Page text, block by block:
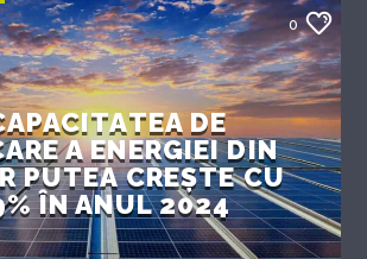
0
DE
A ENERGIEI DIN
PUTEA CREȘTE CU
ÎN ANUL 2024